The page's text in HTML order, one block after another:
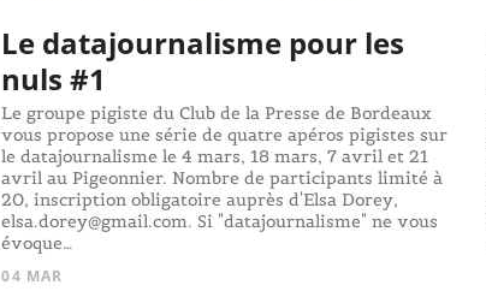
Le datajournalisme pour les
nuls #1
Le groupe pigiste du Club de la Presse de Bordeaux
vous propose une série de quatre apéros pigistes sur
le datajournalisme le 4 mars, 18 mars, 7 avril et 21
avril au Pigeonnier. Nombre de participants limité à
20, inscription obligatoire auprès d'Elsa Dorey,
elsa.dorey@gmail.com. Si "datajournalisme" ne vous
évoque…
04 MAR